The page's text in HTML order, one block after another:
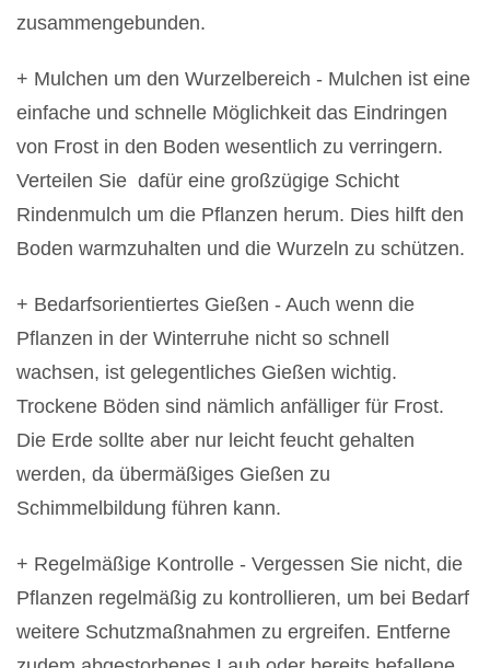
zusammengebunden.
+ Mulchen um den Wurzelbereich - Mulchen ist eine
einfache und schnelle Möglichkeit das Eindringen
von Frost in den Boden wesentlich zu verringern.
Verteilen Sie dafür eine großzügige Schicht
Rindenmulch um die Pflanzen herum. Dies hilft den
Boden warmzuhalten und die Wurzeln zu schützen.
+ Bedarfsorientiertes Gießen - Auch wenn die
Pflanzen in der Winterruhe nicht so schnell
wachsen, ist gelegentliches Gießen wichtig.
Trockene Böden sind nämlich anfälliger für Frost.
Die Erde sollte aber nur leicht feucht gehalten
werden, da übermäßiges Gießen zu
Schimmelbildung führen kann.
+ Regelmäßige Kontrolle - Vergessen Sie nicht, die
Pflanzen regelmäßig zu kontrollieren, um bei Bedarf
weitere Schutzmaßnahmen zu ergreifen. Entferne